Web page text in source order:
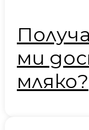
ми
мляко?